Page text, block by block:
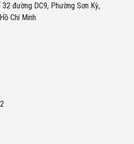
32 đường DC9, Phường Sơn Kỳ,
Chí Minh